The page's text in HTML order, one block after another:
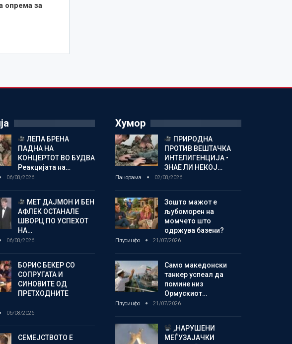
за
ЛЕПА БРЕНА
ПАДНА НА
КОНЦЕРТОТ ВО БУДВА
Реакцијата на…
06/08/2026
МЕТ ДАЈМОН И БЕН
АФЛЕК ОСТАНАЛЕ
ШВОРЦ ПО УСПЕХОТ
НА…
06/08/2026
БОРИС БЕКЕР СО
СОПРУГАТА И
СИНОВИТЕ ОД
ПРЕТХОДНИТЕ
06/08/2026
СЕМЕЈСТВОТО Е
Хумор
ПРИРОДНА
ПРОТИВ ВЕШТАЧКА
ИНТЕЛИГЕНЦИЈА •
ЗНАЕ ЛИ НЕКОЈ…
Панорама 02/08/2026
Зошто мажот е
љубоморен на
момчето што
одржува базени?
Плусинфо 21/07/2026
Само македонски
танкер успеал да
помине низ
Ормускиот…
Плусинфо 21/07/2026
„НАРУШЕНИ
МЕЃУЗАЈАЧКИ